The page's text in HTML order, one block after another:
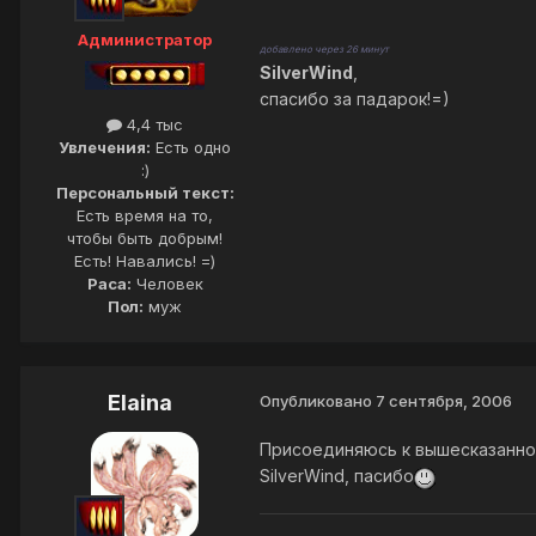
Администратор
4,4 тыс
Увлечения: Есть одно
:)
Персональный текст:
Есть время на то,
чтобы быть добрым!
Есть! Навались! =)
Раса: Человек
Пол: муж
добавлено через 26 минут
SilverWind
спасибо за падарок!=)
Elaina Опубликовано 7 сентября, 2006
Присоединяюсь к
SilverWind, пасибо